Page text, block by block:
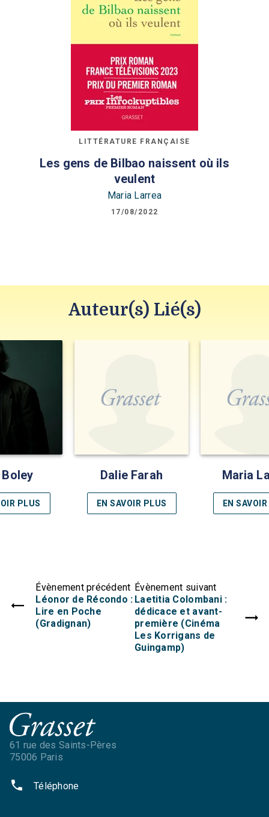
LITTÉRATURE FRANÇAISE
Les gens de Bilbao naissent où ils
veulent
Maria Larrea
17/08/2022
Auteur(s) Lié(s)
Boley
PLUS
Dalie Farah
EN SAVOIR PLUS
Maria
EN
Évènement précédent
Léonor de Récondo :
Lire en Poche
(Gradignan)
Évènement suivant
Laetitia Colombani :
dédicace et avant-
première (Cinéma
Les Korrigans de
Guingamp)
61 rue des Saints-Pères
75006 Paris
phone Téléphone